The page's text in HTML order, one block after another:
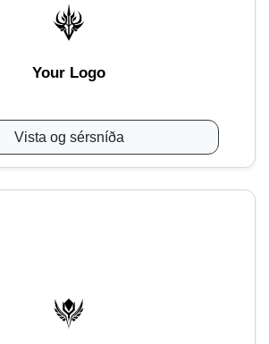
Your Logo
Vista og sérsníða